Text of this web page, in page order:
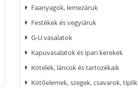
Faanyagok, lemezáruk
Festékek és vegyiáruk
G-U vasalatok
Kapuvasalatok és ipari kerekek
Kötelek, láncok és tartozékaik
Kötőelemek, szegek, csavarok, tiplik